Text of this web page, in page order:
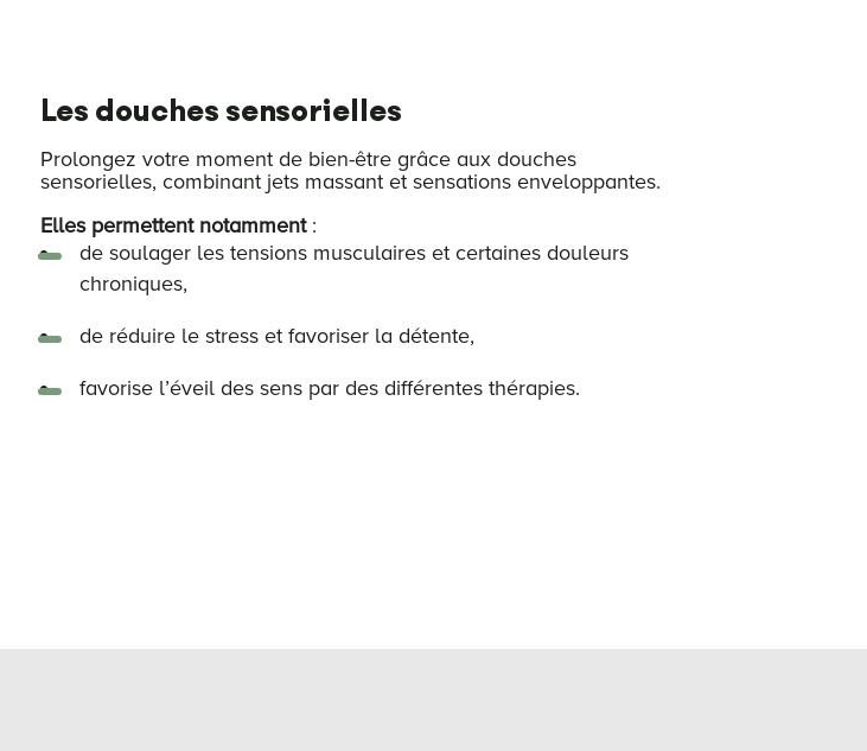
Les douches sensorielles
Prolongez votre moment de bien-être grâce aux douches
sensorielles, combinant jets massant et sensations enveloppantes.
Elles permettent notamment:
de soulager les tensions musculaires et certaines douleurs
chroniques,
de réduire le stress et favoriser la détente,
favorise l’éveil des sens par des différentes thérapies.